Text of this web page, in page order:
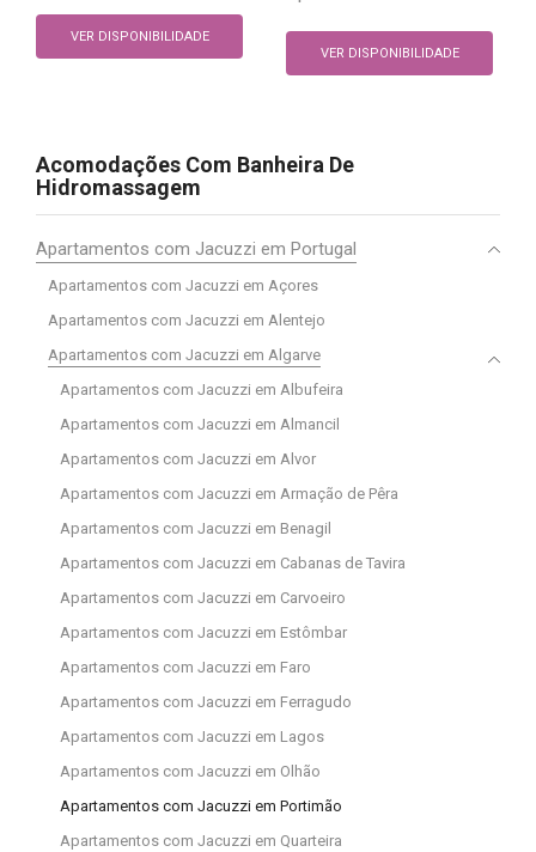
VER DISPONIBILIDADE
VER DISPONIBILIDADE
Acomodações Com Banheira De
Hidromassagem
Apartamentos com Jacuzzi em Portugal
Apartamentos com Jacuzzi em Açores
Apartamentos com Jacuzzi em Alentejo
Apartamentos com Jacuzzi em Algarve
Apartamentos com Jacuzzi em Albufeira
Apartamentos com Jacuzzi em Almancil
Apartamentos com Jacuzzi em Alvor
Apartamentos com Jacuzzi em Armação de Pêra
Apartamentos com Jacuzzi em Benagil
Apartamentos com Jacuzzi em Cabanas de Tavira
Apartamentos com Jacuzzi em Carvoeiro
Apartamentos com Jacuzzi em Estômbar
Apartamentos com Jacuzzi em Faro
Apartamentos com Jacuzzi em Ferragudo
Apartamentos com Jacuzzi em Lagos
Apartamentos com Jacuzzi em Olhão
Apartamentos com Jacuzzi em Portimão
Apartamentos com Jacuzzi em Quarteira